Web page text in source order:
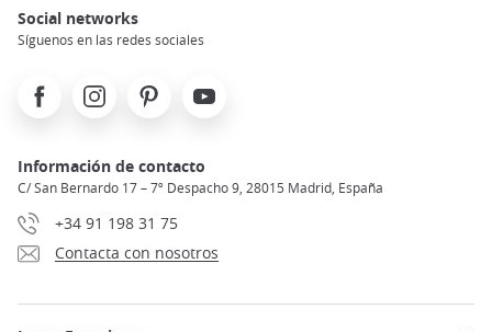
Social networks
Síguenos en las redes sociales
FacebookInstagramPinterest Youtube
Información de contacto
C/ San Bernardo 17 – 7º Despacho 9, 28015 Madrid, España
+34 91 198 31 75
Contacta con nosotros